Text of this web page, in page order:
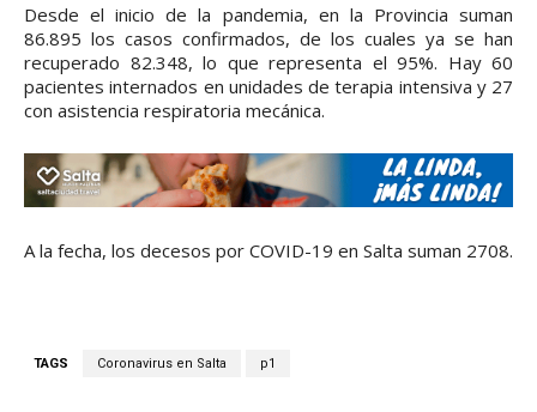
Desde el inicio de la pandemia, en la Provincia suman
86.895 los casos confirmados, de los cuales ya se han
recuperado 82.348, lo que representa el 95%. Hay 60
pacientes internados en unidades de terapia intensiva y 27
con asistencia respiratoria mecánica.
A la fecha, los decesos por COVID-19 en Salta suman 2708.
TAGS Coronavirus en Salta p1